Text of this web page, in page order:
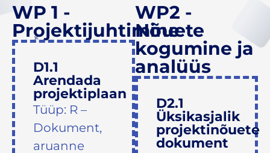
WP 1 -
Projektijuhtimine
D1.1
Arendada
projektiplaan
Tüüp: R –
Dokument,
aruanne
WP2 -
Nõuete
kogumine ja
analüüs
D2.1
Üksikasjalik
projektinõuete
dokument